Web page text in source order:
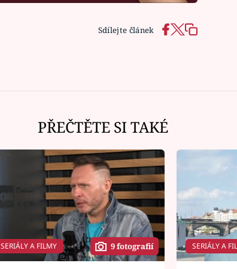
Sdílejte článek
PŘEČTĚTE SI TAKÉ
SERIÁLY A FILMY 9 fotografií SERIÁLY A